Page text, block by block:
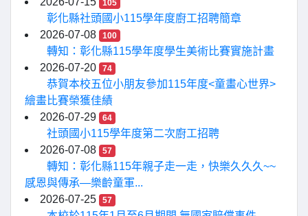
105
彰化縣社頭國小115學年度廚工招聘簡章
2026-07-08
100
轉知：彰化縣115學年度學生美術比賽實施計畫
2026-07-20
74
恭賀本校五位小朋友參加115年度<童畫心世界>
繪畫比賽榮獲佳績
2026-07-29
64
社頭國小115學年度第二次廚工招聘
2026-07-08
57
轉知：彰化縣115年親子走一走，快樂久久久~~
感恩與傳承—樂齡童軍...
2026-07-25
57